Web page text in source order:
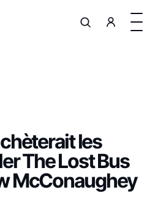
les
The Lost Bus
McConaughey